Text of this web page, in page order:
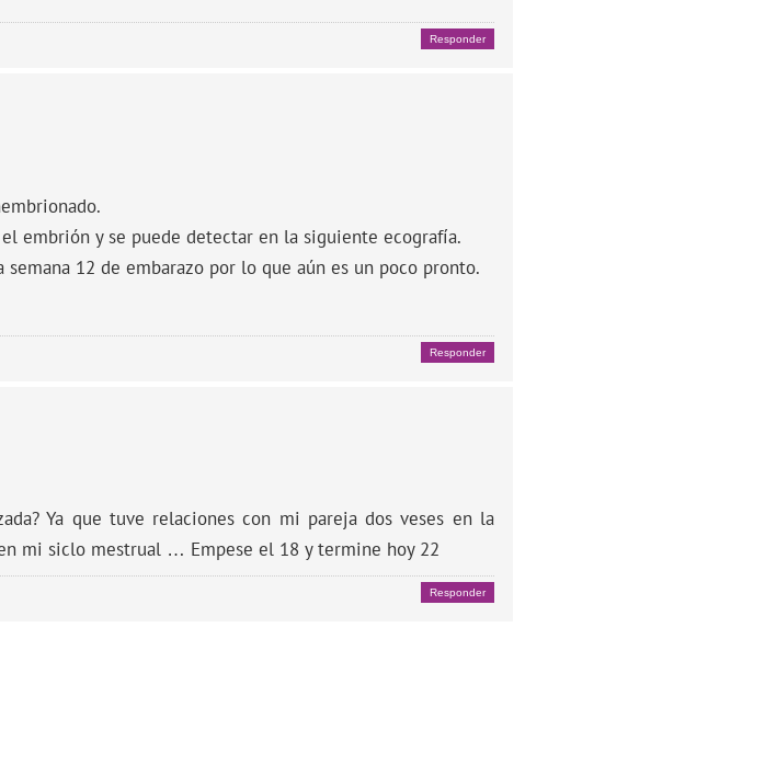
Responder
embrión y se puede detectar en la siguiente ecografía.
12 de embarazo por lo que aún es un poco pronto.
Responder
Ya que tuve relaciones con mi pareja dos veses en la
mi siclo mestrual … Empese el 18 y termine hoy 22
Responder